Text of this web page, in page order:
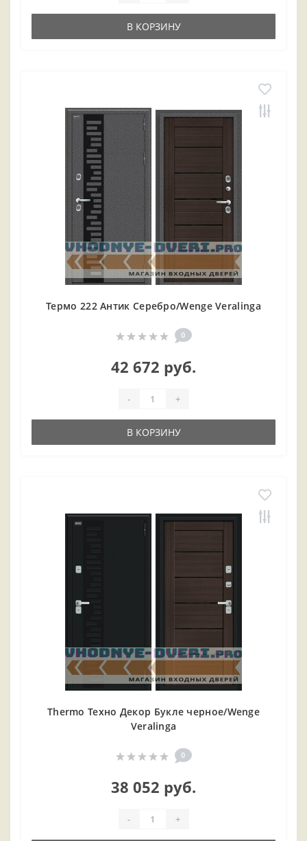
В КОРЗИНУ
Термо 222 Антик Серебро/Wenge Veralinga
0
42 672 руб.
- +
В КОРЗИНУ
Thermo Техно Декор Букле черное/Wenge
Veralinga
0
38 052 руб.
- +